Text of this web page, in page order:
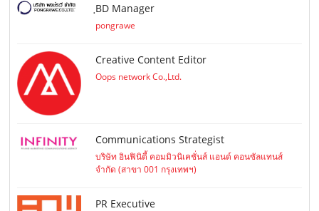
ฺBD Manager
pongrawe
Creative Content Editor
Oops network Co.,Ltd.
Communications Strategist
บริษัท อินฟินิตี้ คอมมิวนิเคชั่นส์ แอนด์ คอนซัลแทนส์
จำกัด (สาขา 001 กรุงเทพฯ)
PR Executive